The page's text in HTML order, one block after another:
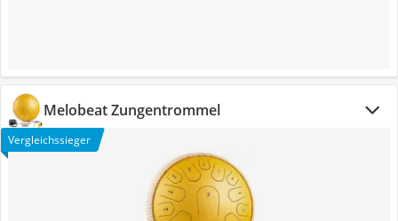
Melobeat Zungentrommel
Vergleichssieger